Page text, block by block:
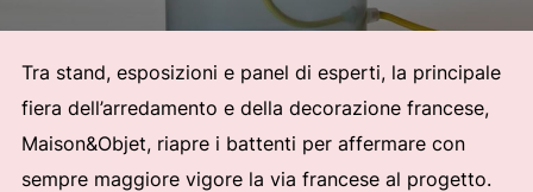
Tra stand, esposizioni e panel di esperti, la principale
fiera dell’arredamento e della decorazione francese,
Maison&Objet, riapre i battenti per affermare con
sempre maggiore vigore la via francese al progetto.